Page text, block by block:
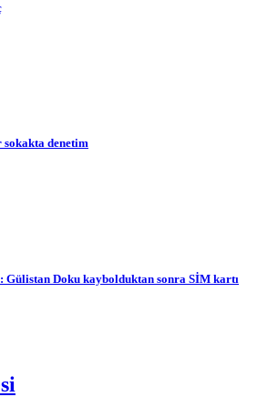
denetim
Doku kaybolduktan sonra SİM kartı